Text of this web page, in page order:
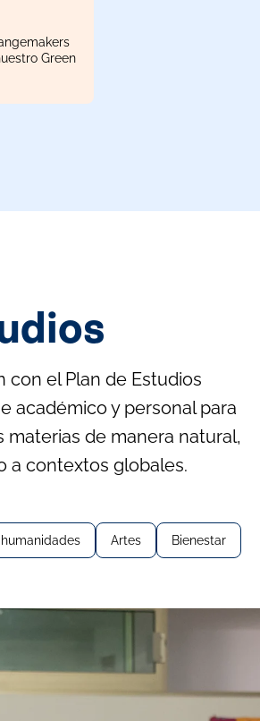
Green
con el Plan de Estudios
académico y personal para
de manera natural,
a contextos globales.
Artes Bienestar